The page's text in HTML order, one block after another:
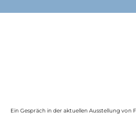
Ein Gespräch in der aktuellen Ausstellung von